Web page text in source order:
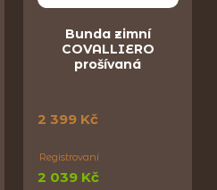
Bunda zimní
COVALLIERO
prošívaná
2 399 Kč
Registrovaní
2 039 Kč